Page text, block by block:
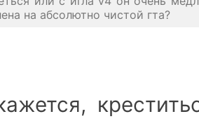
на абсолютно чистой гта?